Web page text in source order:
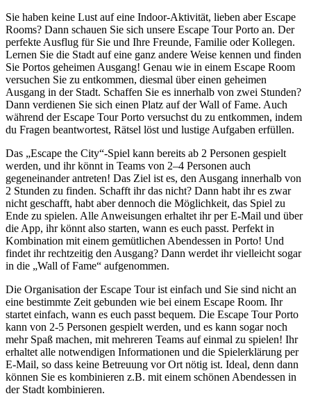
Sie haben keine Lust auf eine Indoor-Aktivität, lieben aber Escape
Rooms? Dann schauen Sie sich unsere Escape Tour Porto an. Der
perfekte Ausflug für Sie und Ihre Freunde, Familie oder Kollegen.
Lernen Sie die Stadt auf eine ganz andere Weise kennen und finden
Sie Portos geheimen Ausgang! Genau wie in einem Escape Room
versuchen Sie zu entkommen, diesmal über einen geheimen
Ausgang in der Stadt. Schaffen Sie es innerhalb von zwei Stunden?
Dann verdienen Sie sich einen Platz auf der Wall of Fame. Auch
während der Escape Tour Porto versuchst du zu entkommen, indem
du Fragen beantwortest, Rätsel löst und lustige Aufgaben erfüllen.
Das „Escape the City“-Spiel kann bereits ab 2 Personen gespielt
werden, und ihr könnt in Teams von 2–4 Personen auch
gegeneinander antreten! Das Ziel ist es, den Ausgang innerhalb von
2 Stunden zu finden. Schafft ihr das nicht? Dann habt ihr es zwar
nicht geschafft, habt aber dennoch die Möglichkeit, das Spiel zu
Ende zu spielen. Alle Anweisungen erhaltet ihr per E-Mail und über
die App, ihr könnt also starten, wann es euch passt. Perfekt in
Kombination mit einem gemütlichen Abendessen in Porto! Und
findet ihr rechtzeitig den Ausgang? Dann werdet ihr vielleicht sogar
in die „Wall of Fame“ aufgenommen.
Die Organisation der Escape Tour ist einfach und Sie sind nicht an
eine bestimmte Zeit gebunden wie bei einem Escape Room. Ihr
startet einfach, wann es euch passt bequem. Die Escape Tour Porto
kann von 2-5 Personen gespielt werden, und es kann sogar noch
mehr Spaß machen, mit mehreren Teams auf einmal zu spielen! Ihr
erhaltet alle notwendigen Informationen und die Spielerklärung per
E-Mail, so dass keine Betreuung vor Ort nötig ist. Ideal, denn dann
können Sie es kombinieren z.B. mit einem schönen Abendessen in
der Stadt kombinieren.